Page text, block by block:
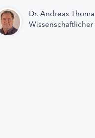
Dr. Andreas
Wissenschaftlicher